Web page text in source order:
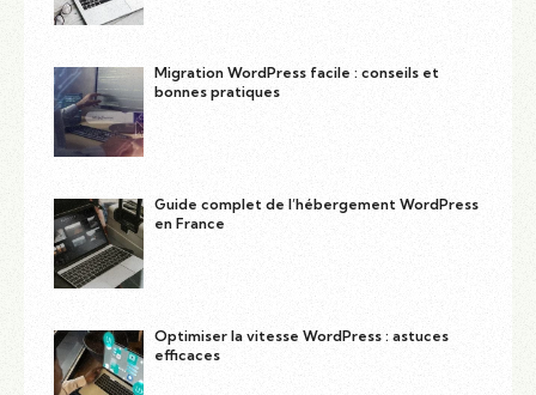
Migration WordPress facile : conseils et
bonnes pratiques
Guide complet de l’hébergement WordPress
en France
Optimiser la vitesse WordPress : astuces
efficaces